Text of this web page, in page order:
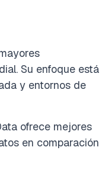
Su enfoque está
y entornos de
ofrece mejores
en comparación